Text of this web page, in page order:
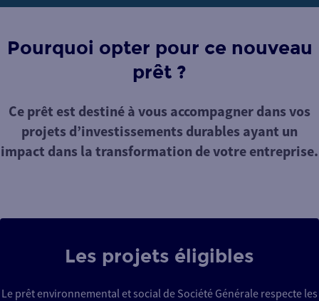
Pourquoi opter pour ce nouveau
prêt ?
Ce prêt est destiné à vous accompagner dans vos
projets d’investissements durables ayant un
impact dans la transformation de votre entreprise.
Les projets éligibles
Le prêt environnemental et social de Société Générale respecte les